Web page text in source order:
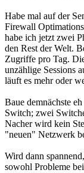
Habe mal auf der
Firewall
habe ich jetzt zwei
den Rest der Welt.
Zugriffe pro Tag.
unzählige Sessions
läuft es mehr oder
Baue demnächste
Switch; zwei
Nacher wird kein
"neuen" Netzwerk
Wird dann
sowohl Probleme